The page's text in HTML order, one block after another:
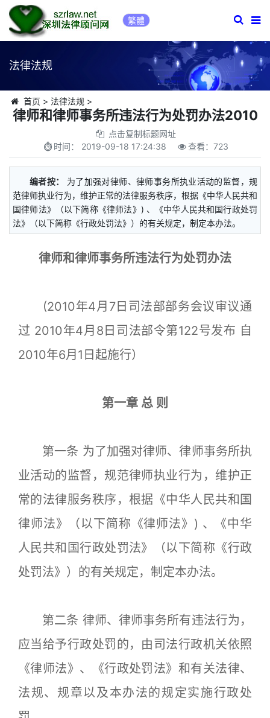
繁體
法律法规
首页 > 法律法规 >
律师和律师事务所违法行为处罚办法2010
点击复制标题网址
时间： 2019-09-18 17:24:38 查看： 723
编者按：
为了加强对律师、律师事务所执业活动的监督，规
范律师执业行为，维护正常的法律服务秩序，根据《中华人民共和
国律师法》（以下简称《律师法》) 、《中华人民共和国行政处罚
法》（以下简称《行政处罚法》）的有关规定，制定本办法。
律师和律师事务所违法行为处罚办法
(2010年4月7日司法部部务会议审议通
过 2010年4月8日司法部令第122号发布 自
2010年6月1日起施行）
第一章 总 则
第一条 为了加强对律师、律师事务所执
业活动的监督，规范律师执业行为，维护正
常的法律服务秩序，根据《中华人民共和国
律师法》（以下简称《律师法》) 、《中华
人民共和国行政处罚法》（以下简称《行政
处罚法》）的有关规定，制定本办法。
第二条 律师、律师事务所有违法行为，
应当给予行政处罚的，由司法行政机关依照
《律师法》、《行政处罚法》和有关法律、
法规、规章以及本办法的规定实施行政处